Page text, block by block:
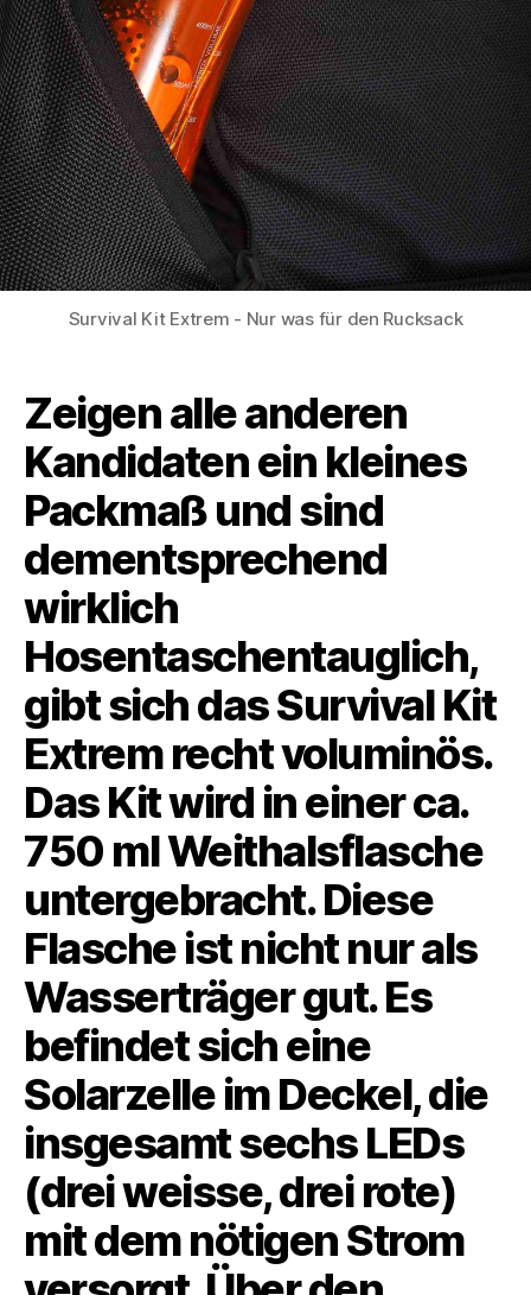
Survival Kit Extrem - Nur was für den Rucksack
Zeigen alle anderen
Kandidaten ein kleines
Packmaß und sind
dementsprechend
wirklich
Hosentaschentauglich,
gibt sich das Survival Kit
Extrem recht voluminös.
Das Kit wird in einer ca.
750 ml Weithalsflasche
untergebracht. Diese
Flasche ist nicht nur als
Wasserträger gut. Es
befindet sich eine
Solarzelle im Deckel, die
insgesamt sechs LEDs
(drei weisse, drei rote)
mit dem nötigen Strom